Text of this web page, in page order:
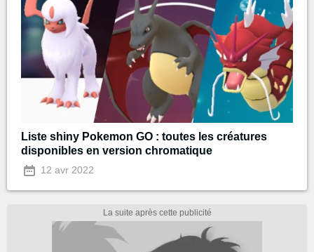
Liste shiny Pokemon GO : toutes les créatures
disponibles en version chromatique
12 avr 2022